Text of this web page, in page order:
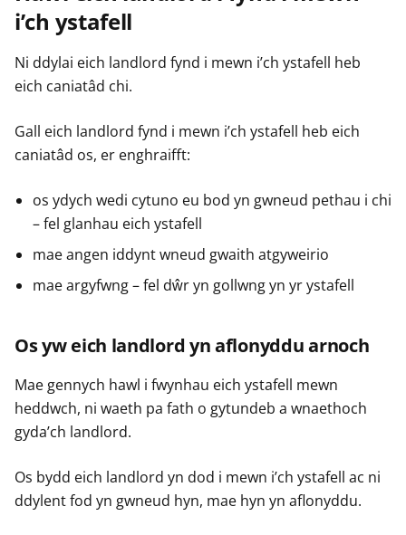
i’ch ystafell
Ni ddylai eich landlord fynd i mewn i’ch ystafell heb
eich caniatâd chi.
Gall eich landlord fynd i mewn i’ch ystafell heb eich
caniatâd os, er enghraifft:
os ydych wedi cytuno eu bod yn gwneud pethau i chi
– fel glanhau eich ystafell
mae angen iddynt wneud gwaith atgyweirio
mae argyfwng – fel dŵr yn gollwng yn yr ystafell
Os yw eich landlord yn aflonyddu arnoch
Mae gennych hawl i fwynhau eich ystafell mewn
heddwch, ni waeth pa fath o gytundeb a wnaethoch
gyda’ch landlord.
Os bydd eich landlord yn dod i mewn i’ch ystafell ac ni
ddylent fod yn gwneud hyn, mae hyn yn aflonyddu.